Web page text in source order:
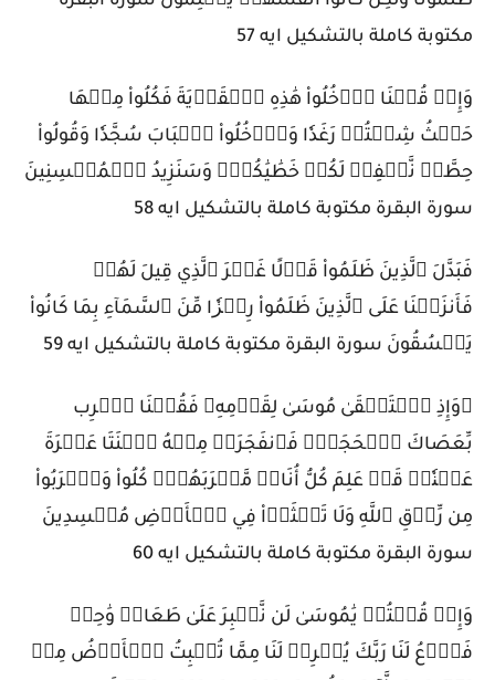
مكتوبة كاملة بالتشكيل ايه 57
وَإِذۡ قُلۡنَا ٱدۡخُلُواْ هَٰذِهِ ٱلۡقَرۡيَةَ فَكُلُواْ مِنۡهَا
حَيۡثُ شِئۡتُمۡ رَغَدٗا وَٱدۡخُلُواْ ٱلۡبَابَ سُجَّدٗا وَقُولُواْ
حِطَّةٞ نَّغۡفِرۡ لَكُمۡ خَطَٰيَٰكُمۡۚ وَسَنَزِيدُ ٱلۡمُحۡسِنِينَ
سورة البقرة مكتوبة كاملة بالتشكيل ايه 58
فَبَدَّلَ ٱلَّذِينَ ظَلَمُواْ قَوۡلًا غَيۡرَ ٱلَّذِي قِيلَ لَهُمۡ
فَأَنزَلۡنَا عَلَى ٱلَّذِينَ ظَلَمُواْ رِجۡزٗا مِّنَ ٱلسَّمَآءِ بِمَا كَانُواْ
يَفۡسُقُونَ سورة البقرة مكتوبة كاملة بالتشكيل ايه 59
۞وَإِذِ ٱسۡتَسۡقَىٰ مُوسَىٰ لِقَوۡمِهِۦ فَقُلۡنَا ٱضۡرِب
بِّعَصَاكَ ٱلۡحَجَرَۖ فَٱنفَجَرَتۡ مِنۡهُ ٱثۡنَتَا عَشۡرَةَ
عَيۡنٗاۖ قَدۡ عَلِمَ كُلُّ أُنَاسٖ مَّشۡرَبَهُمۡۖ كُلُواْ وَٱشۡرَبُواْ
مِن رِّزۡقِ ٱللَّهِ وَلَا تَعۡثَوۡاْ فِي ٱلۡأَرۡضِ مُفۡسِدِينَ
سورة البقرة مكتوبة كاملة بالتشكيل ايه 60
وَإِذۡ قُلۡتُمۡ يَٰمُوسَىٰ لَن نَّصۡبِرَ عَلَىٰ طَعَامٖ وَٰحِدٖ
فَٱدۡعُ لَنَا رَبَّكَ يُخۡرِجۡ لَنَا مِمَّا تُنۢبِتُ ٱلۡأَرۡضُ مِنۢ